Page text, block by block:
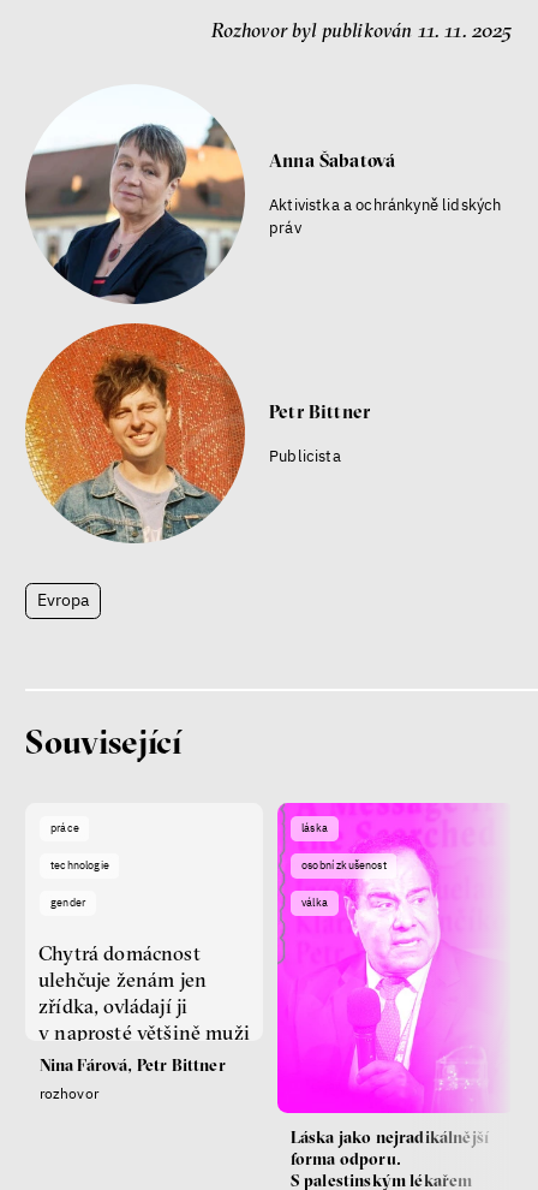
Rozhovor byl publikován 11. 11. 2025
Anna Šabatová
Aktivistka a ochránkyně lidských
práv
Petr Bittner
Publicista
Evropa
Související
práce
technologie
gender
Chytrá domácnost
ulehčuje ženám jen
zřídka, ovládají ji
v naprosté většině muži
Nina Fárová, Petr Bittner
rozhovor
láska
osobní zkušenost
válka
Láska jako nejradikálnější
forma odporu.
S palestinským lékařem